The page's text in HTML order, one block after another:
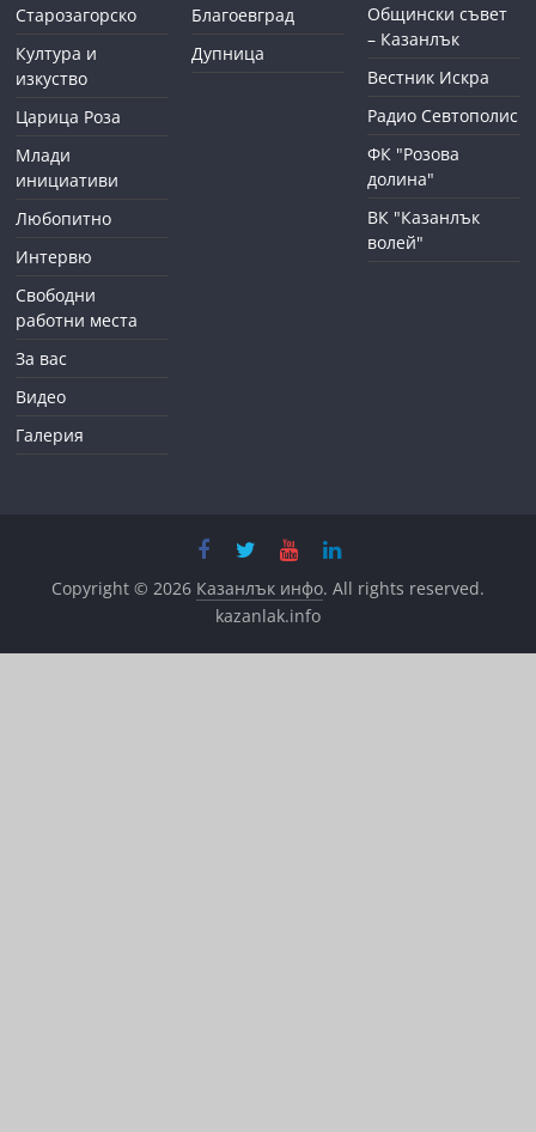
Старозагорско
Култура и
изкуство
Царица Роза
Млади
инициативи
Любопитно
Интервю
Свободни
работни места
За вас
Видео
Галерия
Благоевград
Дупница
Общински съвет
– Казанлък
Вестник Искра
Радио Севтополис
ФК "Розова
долина"
ВК "Казанлък
волей"
Copyright © 2026 Казанлък инфо. All rights reserved.
kazanlak.info